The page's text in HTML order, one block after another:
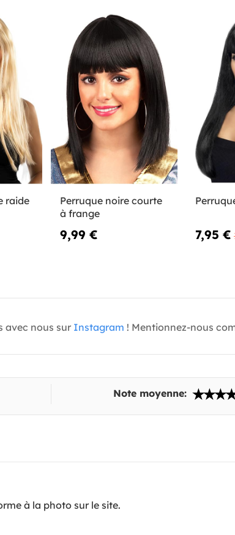
raide
Perruque noire courte
à frange
9,99 € 7,95 €
avec nous sur Instagram ! Mentionnez-nous
Note moyenne:
à la photo sur le site.